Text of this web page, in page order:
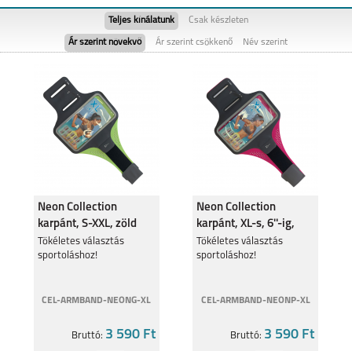
SAMSUNG GALAXY
FOLD8
SAMSUNG GALAXY
FOLD8 ULTRA
SAMSUNG GALAXY
FLIP8
SAMSUNG GALAXY
Teljes kínálatunk Csak készleten
Ár szerint növekvő Ár szerint csökkenő Név szerint
Neon Collection
karpánt, S-XXL, zöld
Tökéletes választás
sportoláshoz!
CEL-ARMBAND-NEONG-XL
Bruttó: 3 590 Ft
Neon Collection
karpánt, XL-s, 6''-ig,
pink
Tökéletes választás
sportoláshoz!
CEL-ARMBAND-NEONP-XL
Bruttó: 3 590 Ft